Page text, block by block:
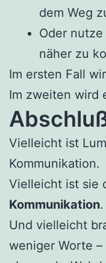
dem Weg
Oder
näher zu
Im ersten Fall
Im zweiten wird
Vielleicht ist
Kommunikation.
Vielleicht ist sie
Kommunikation.
Und vielleicht
weniger Worte –